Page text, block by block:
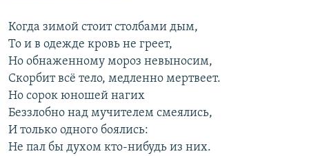
Когда зимой стоит столбами дым,
То и в одежде кровь не греет,
Но обнаженному мороз невыносим,
Скорбит всё тело, медленно мертвеет.
Но сорок юношей нагих
Беззлобно над мучителем смеялись,
И только одного боялись:
Не пал бы духом кто-нибудь из них.